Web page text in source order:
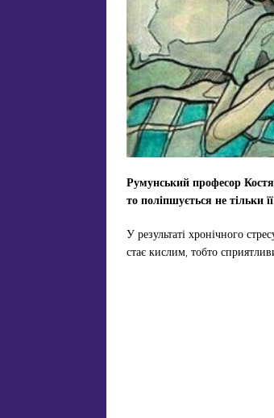
Румунський професор
то поліпшується не тільки
У результаті хронічного
стає кислим, тобто